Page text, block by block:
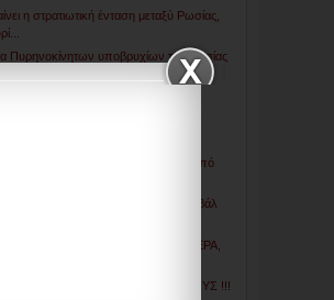
η στρατιωτική ένταση μεταξύ Ρωσίας,
Πυρηνοκίνητων υποβρυχίων της Ρωσίας
την Κριμαία «περίεργο» δημοσίευμα από
ο ουρανός γέμισε μπαλόνια. Το φεστιβάλ
δε θα έχεις ΤΑΥΤΟΤΗΤΑ, ΧΩΡΟ, ΑΕΡΑ,
ΚΡΥΨΤΕ… ΑΣΦΑΛΙΣΤΕ ΣΠΟΡΟΥΣ !!!